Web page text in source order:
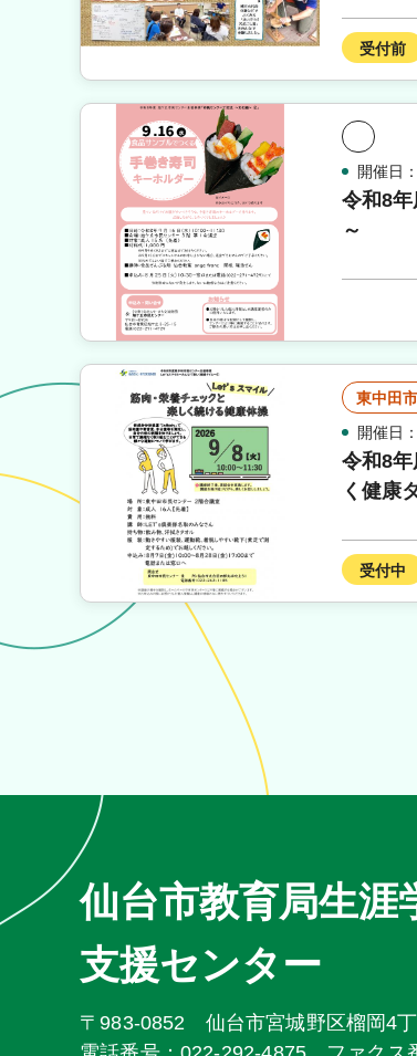
受付前
開催日
令和8
～
東中田
開催日
令和8
く健康
受付中
仙台市教育局生涯
支援センター
〒983-0852
仙台市宮城野区榴岡4